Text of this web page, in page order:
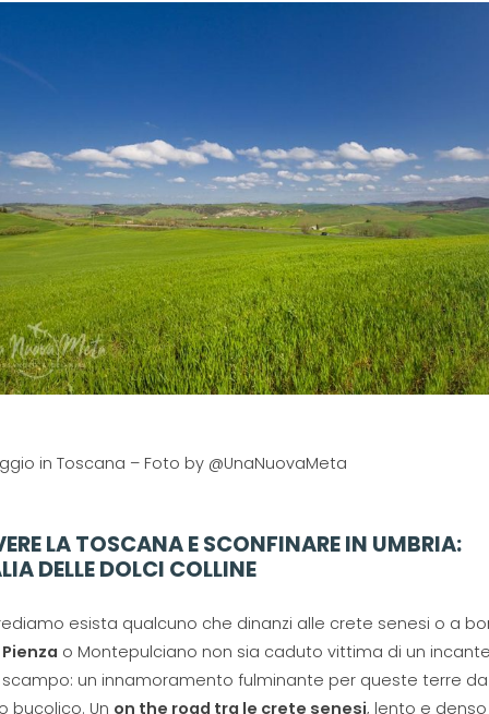
in Toscana – Foto by @UnaNuovaMeta
LA TOSCANA E SCONFINARE IN UMBRIA:
DELLE DOLCI COLLINE
esista qualcuno che dinanzi alle crete senesi o a
Pienza o Montepulciano non sia caduto vittima di un
un innamoramento fulminante per queste terre da
bucolico. Un on the road tra le crete senesi, lento e